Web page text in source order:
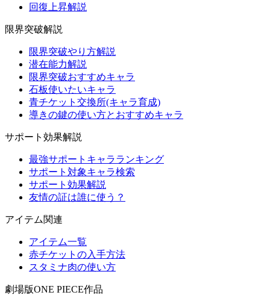
回復上昇解説
限界突破解説
限界突破やり方解説
潜在能力解説
限界突破おすすめキャラ
石板使いたいキャラ
青チケット交換所(キャラ育成)
導きの鍵の使い方とおすすめキャラ
サポート効果解説
最強サポートキャラランキング
サポート対象キャラ検索
サポート効果解説
友情の証は誰に使う？
アイテム関連
アイテム一覧
赤チケットの入手方法
スタミナ肉の使い方
劇場版ONE PIECE作品